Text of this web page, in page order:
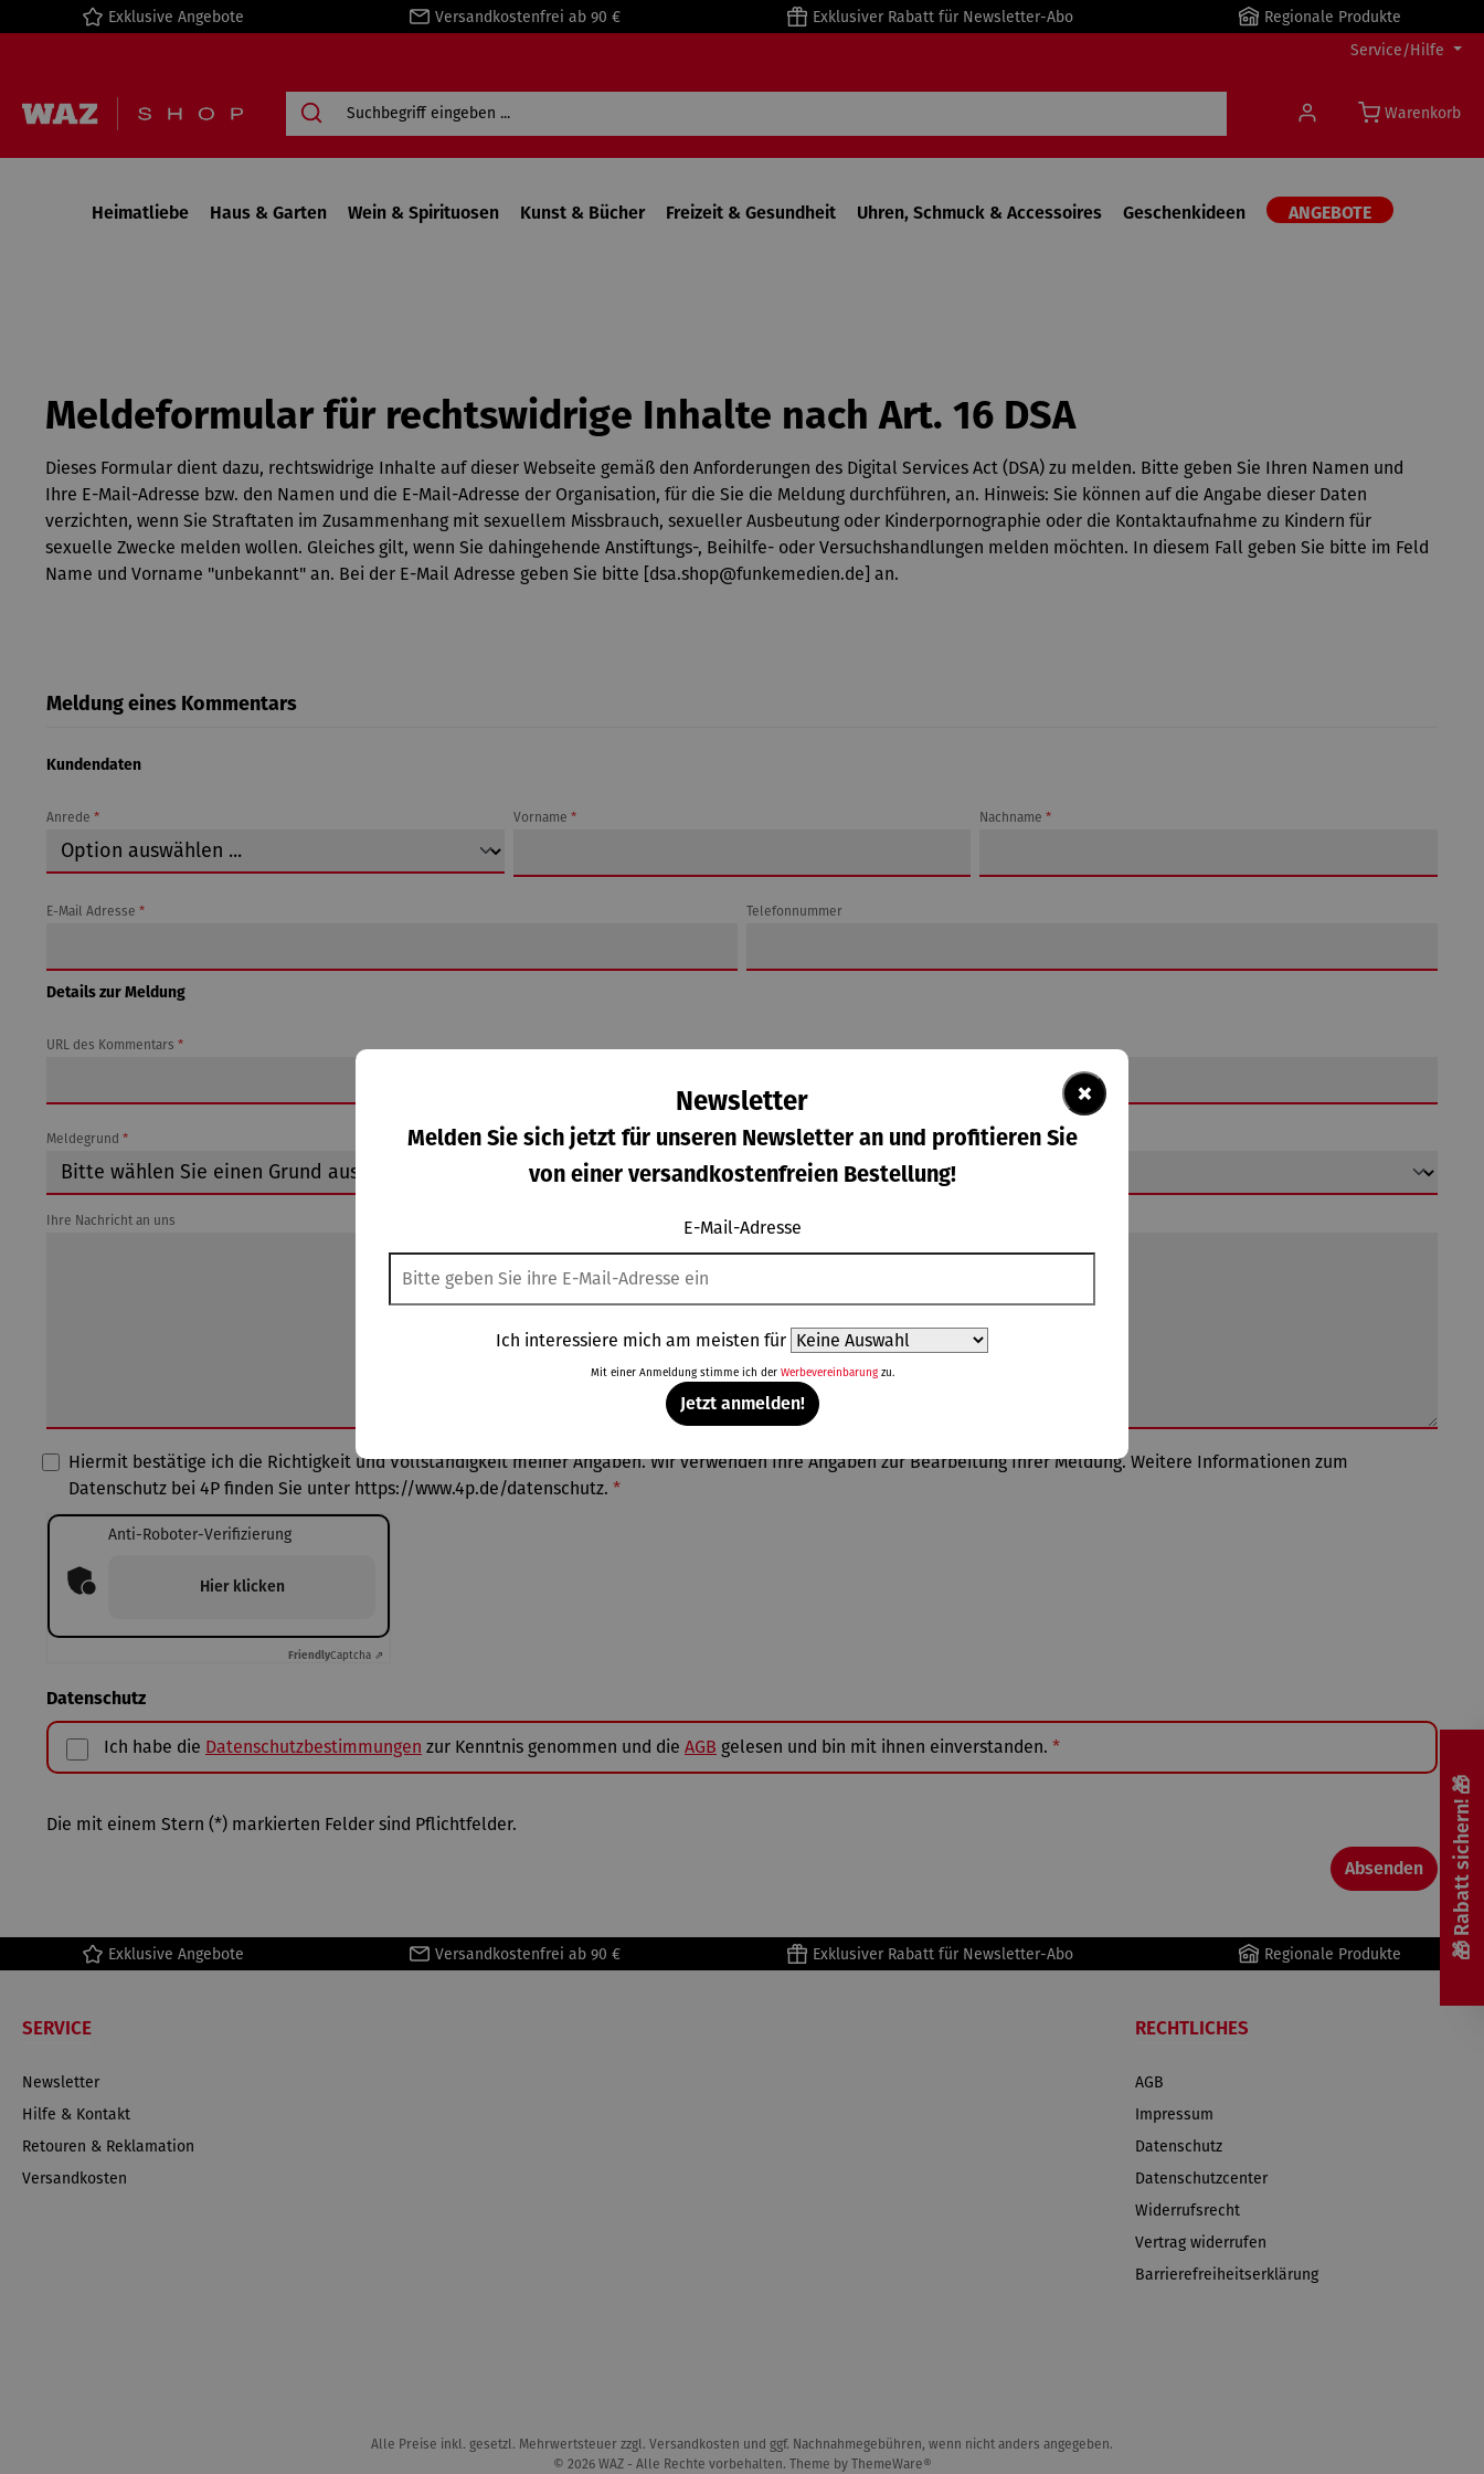
Zur Hauptnavigation springen
Exklusive Angebote Versandkostenfrei ab 90 € Exklusiver Rabatt für Newsletter-Abo
Regionale Produkte
Service/Hilfe
Warenkorb
Heimatliebe Haus & Garten Wein & Spirituosen Kunst & Bücher Freizeit & Gesundheit Uhren, Schmuck & Accessoires Geschenkideen ANGEBOTE
Meldeformular für rechtswidrige Inhalte nach Art. 16 DSA
Dieses Formular dient dazu, rechtswidrige Inhalte auf dieser Webseite gemäß den Anforderungen des Digital Services Act (DSA) zu melden. Bitte geben Sie Ihren Namen und
Ihre E-Mail-Adresse bzw. den Namen und die E-Mail-Adresse der Organisation, für die Sie die Meldung durchführen, an. Hinweis: Sie können auf die Angabe dieser Daten
verzichten, wenn Sie Straftaten im Zusammenhang mit sexuellem Missbrauch, sexueller Ausbeutung oder Kinderpornographie oder die Kontaktaufnahme zu Kindern für
sexuelle Zwecke melden wollen. Gleiches gilt, wenn Sie dahingehende Anstiftungs-, Beihilfe- oder Versuchshandlungen melden möchten. In diesem Fall geben Sie bitte im Feld
Name und Vorname "unbekannt" an. Bei der E-Mail Adresse geben Sie bitte [dsa.shop@funkemedien.de] an.
Meldung eines Kommentars
Kundendaten
Anrede * Vorname * Nachname*
E-Mail Adresse * Telefonnummer
Details zur Meldung
URL des Kommentars *
Meldegrund *
Ihre Nachricht an uns
Hiermit bestätige ich die Richtigkeit und Vollständigkeit meiner Angaben. Wir verwenden Ihre Angaben zur Bearbeitung Ihrer Meldung. Weitere Informationen zum
Datenschutz bei 4P finden Sie unter https://www.4p.de/datenschutz. *
Anti-Roboter-Verifizierung
Hier klicken
FriendlyCaptcha ⇗
Datenschutz
Ich habe die Datenschutzbestimmungen zur Kenntnis genommen und die AGB gelesen und bin mit ihnen einverstanden. *
Die mit einem Stern (*) markierten Felder sind Pflichtfelder.
Absenden
Exklusive Angebote Versandkostenfrei ab 90 € Exklusiver Rabatt für Newsletter-Abo Regionale Produkte
SERVICE
Newsletter
Hilfe & Kontakt
Retouren & Reklamation
Versandkosten
RECHTLICHES
AGB
Impressum
Datenschutz
Datenschutzcenter
Widerrufsrecht
Vertrag widerrufen
Barrierefreiheitserklärung
Alle Preise inkl. gesetzl. Mehrwertsteuer zzgl. Versandkosten und ggf. Nachnahmegebühren, wenn nicht anders angegeben.
© 2026 WAZ - Alle Rechte vorbehalten. Theme by ThemeWare®
🎁 Rabatt sichern! 🎁
×
Newsletter
Melden Sie sich jetzt für unseren Newsletter an und profitieren Sie
von einer versandkostenfreien Bestellung!
E-Mail-Adresse
Ich interessiere mich am meisten für
Mit einer Anmeldung stimme ich der Werbevereinbarungzu.
Jetzt anmelden!